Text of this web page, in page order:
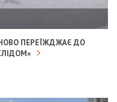
ПЕРЕЇЖДЖАЄ ДО